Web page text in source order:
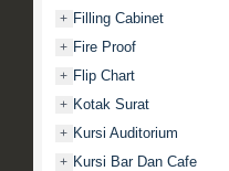
+ Filling Cabinet
+ Fire Proof
+ Flip Chart
+ Kotak Surat
+ Kursi Auditorium
+ Kursi Bar Dan Cafe